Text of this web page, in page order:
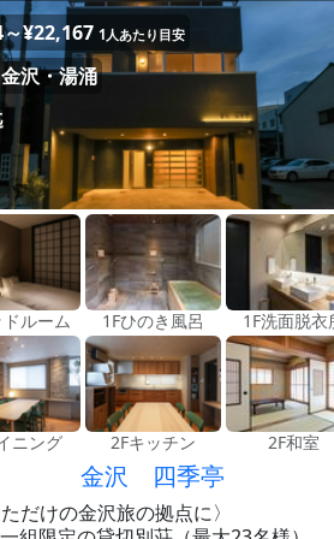
¥22,167 1人あたり目安
沢・湯涌
ルーム 1Fひのき風呂 1F洗面脱衣
ニング 2Fキッチン 2F和室
金沢 四季亭
ただけの金沢旅の拠点に〉